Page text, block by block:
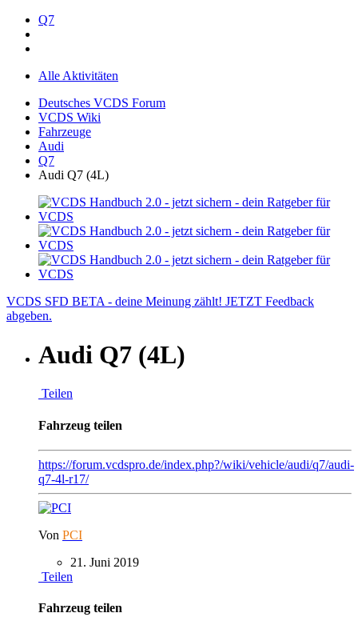
Q7
Alle Aktivitäten
Deutsches VCDS Forum
VCDS Wiki
Fahrzeuge
Audi
Q7
Audi Q7 (4L)
VCDS SFD BETA - deine Meinung zählt! JETZT Feedback
abgeben.
Audi Q7 (4L)
Teilen
Fahrzeug teilen
https://forum.vcdspro.de/index.php?/wiki/vehicle/audi/q7/audi-
q7-4l-r17/
Von PCI
21. Juni 2019
Teilen
Fahrzeug teilen